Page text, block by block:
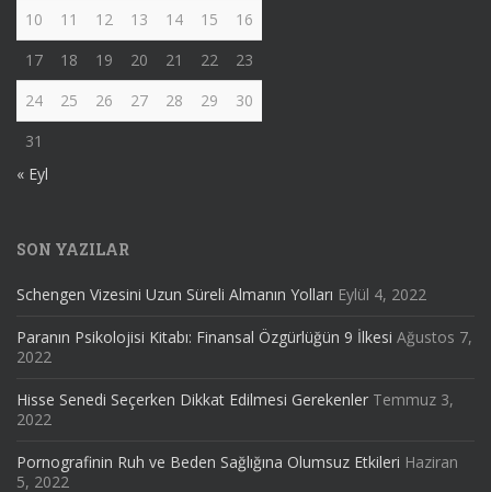
10
11 12 13 14 15
16
17
18 19 20 21 22
23
24
25 26 27 28 29
30
31
« Eyl
SON YAZILAR
Schengen Vizesini Uzun Süreli Almanın Yolları Eylül 4, 2022
Paranın Psikolojisi Kitabı: Finansal Özgürlüğün 9 İlkesi Ağustos 7,
2022
Hisse Senedi Seçerken Dikkat Edilmesi Gerekenler Temmuz 3,
2022
Pornografinin Ruh ve Beden Sağlığına Olumsuz Etkileri Haziran
5, 2022